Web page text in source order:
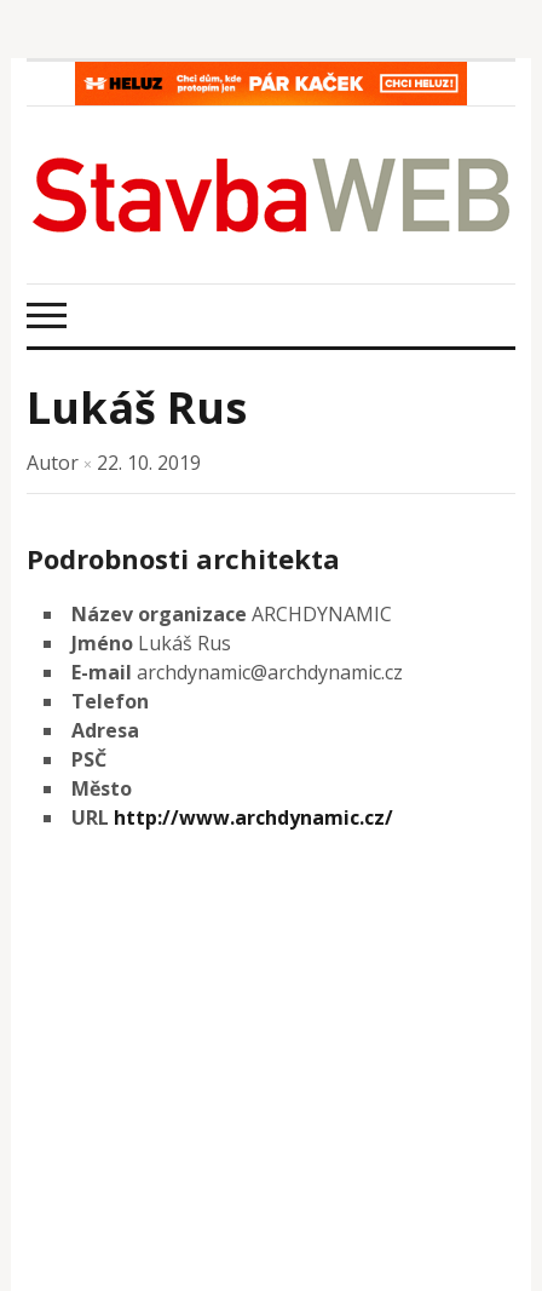
Lukáš Rus
Autor × 22. 10. 2019
Podrobnosti architekta
Název organizace ARCHDYNAMIC
Jméno Lukáš Rus
E-mail archdynamic@archdynamic.cz
Telefon
Adresa
PSČ
Město
URL http://www.archdynamic.cz/